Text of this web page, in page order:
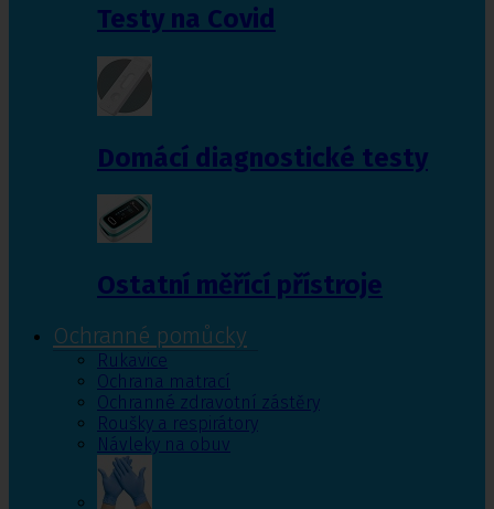
Testy na Covid
Domácí diagnostické testy
Ostatní měřící přístroje
Ochranné pomůcky
Rukavice
Ochrana matrací
Ochranné zdravotní zástěry
Roušky a respirátory
Návleky na obuv